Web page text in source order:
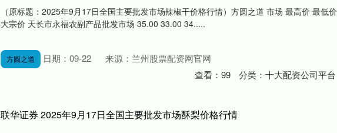
（原标题：2025年9月17日全国主要批发市场辣椒干价格行情）方圆之道 市场 最高价 最低价
大宗价 天长市永福农副产品批发市场 35.00 33.00 34.....
方圆之道 日期：09-22
来源：兰州股票配资网官网
查看： 99 分类： 十大配资公司平台
联华证券 2025年9月17日全国主要批发市场酥梨价格行情